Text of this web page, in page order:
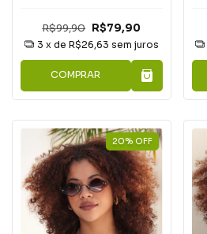
R$99,90 R$79,90
3 x de R$26,63 sem juros
COMPRAR
20% OFF